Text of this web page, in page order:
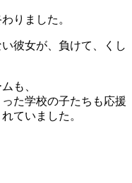
りました。
彼女が、負けて、くし
も、
た学校の子たちも応援
ていました。